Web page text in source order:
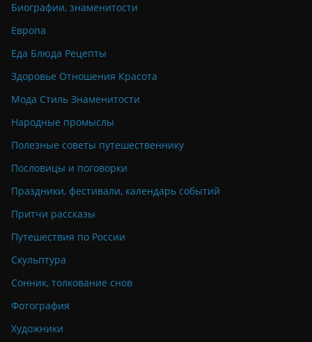
Биографии, знаменитости
Европа
Еда Блюда Рецепты
Здоровье Отношения Красота
Мода Стиль Знаменитости
Народные промыслы
Полезные советы путешественнику
Пословицы и поговорки
Праздники, фестивали, календарь событий
Притчи рассказы
Путешествия по России
Скульптура
Сонник, толкование снов
Фотография
Художники